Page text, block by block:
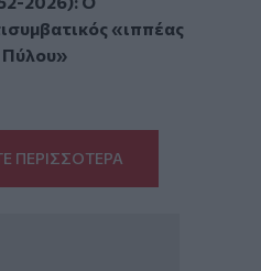
«ιππέας
Πύλου»
ΠΕΡΙΣΣΟΤΕΡΑ